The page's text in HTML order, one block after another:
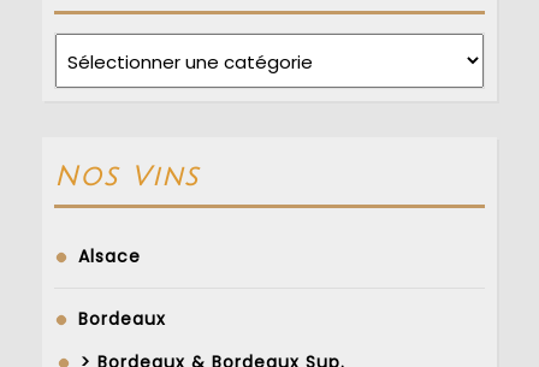
Nos Vins
Alsace
Bordeaux